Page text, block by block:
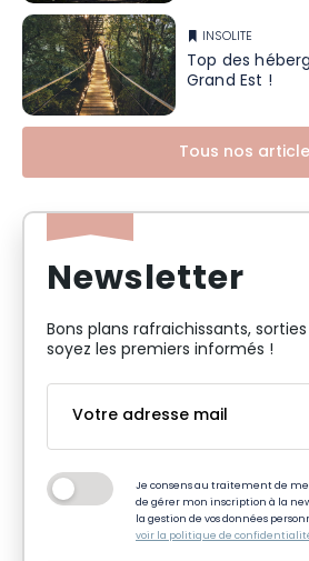
INSOLITE
Top des
Grand Est !
Tous nos
Newsletter
Bons plans rafraichissants,
soyez les premiers informés !
Je consens au traitement de
de gérer mon inscription à la
la gestion de vos données
voir la politique de